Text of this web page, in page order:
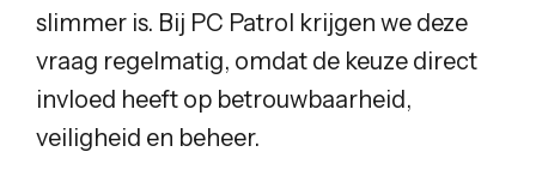
slimmer is. Bij PC Patrol krijgen we deze
vraag regelmatig, omdat de keuze direct
invloed heeft op betrouwbaarheid,
veiligheid en beheer.